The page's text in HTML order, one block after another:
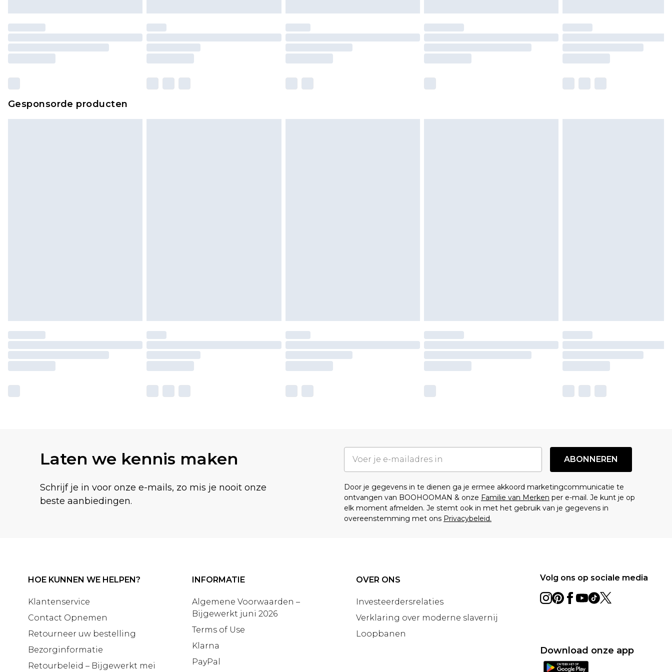
Gesponsorde producten
Laten we kennis maken
Schrijf je in voor onze e-mails, zo mis je nooit onze
beste aanbiedingen.
ABONNEREN
Door je gegevens in te dienen ga je ermee akkoord marketingcommunicatie te
ontvangen van BOOHOOMAN & onze Familie van Merken per e-mail. Je kunt je op
elk moment afmelden. Je stemt ook in met het gebruik van je gegevens in
overeenstemming met ons Privacybeleid.
HOE KUNNEN WE HELPEN?
Klantenservice
Contact Opnemen
Retourneer uw bestelling
Bezorginformatie
Retourbeleid – Bijgewerkt mei
INFORMATIE
Algemene Voorwaarden –
Bijgewerkt juni 2026
Terms of Use
Klarna
PayPal
OVER ONS
Investeerdersrelaties
Verklaring over moderne slavernij
Loopbanen
Volg ons op sociale media
Download onze app